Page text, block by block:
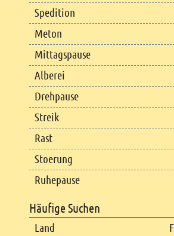
Spedition
Meton
Mittagspause
Alberei
Drehpause
Streik
Rast
Stoerung
Ruhepause
Häufige Suchen
Land